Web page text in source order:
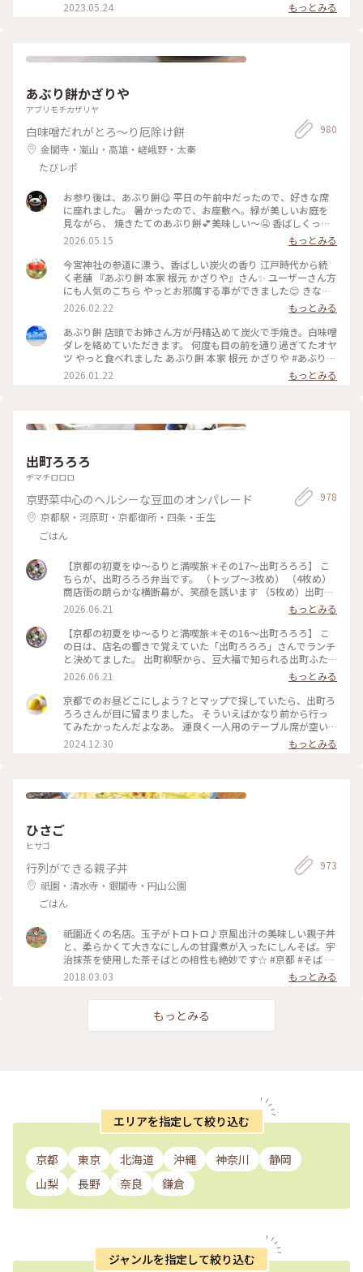
美しさ✨✨ ライトアップされた紅葉と青いビームと京都の街の
おりてからも池に映る三重塔や紅葉も美しかったです🍁 #清水
2024 #クラシカルな街
影は禁止でしたが、目の前で書いてくれます。 御朱印が書き終
人混みを縫うように歩きながら産寧坂（三年坂）に向かいまし
2023.05.24 もっとみる
あぶり餅かざりや
アブリモチカザリヤ
白味噌だれがとろ～り厄除け餅
金閣寺・嵐山・高雄・嵯峨野・太秦
たびレポ
980
お参り後は、あぶり餅😋 平日の午前中だったので、好きな席
に座れました。 暑かったので、お座敷へ。緑が美しいお庭を
見ながら、 焼きたてのあぶり餅💕美味しい〜🤤 香ばしくっ
て、次々と食べちゃいますね♪ 番茶と頂いて、小腹も満たされ
2026.05.15
もっとみる
今宮神社の参道に漂う、香ばしい炭火の香り 江戸時代から続
く老舗 『あぶり餅 本家 根元 かざりや』さん✨ ユーザーさん方
にも人気のこちら やっとお邪魔する事ができました😊 きな粉
をまぶしたひとくちサイズのお餅を竹串に刺し 炭火で丁寧に
あぶって作られるあぶり餅。 お店の方が次々とお餅を焼く姿
はまさに神技で、 列に並びながら見入ってしまいました。 丁
寧に炙られたお餅に、とろりと絡む白味噌のタレ。 ひとくち
食べると、どこか懐かしくて優しい甘さが 本当に美味しくて
足りないくらいでした（笑） 屋根の上では、お多福さん姿の
鍾馗さんが見守ってくれてました♡ ・ 今宮神社の東門参道
好き #鍾馗さん #開運旅 #ことりっぷと一緒 #京都
2026.02.22
もっとみる
あぶり餅 店頭でお姉さん方が丹精込めて炭火で手焼き。白味噌
ダレを絡めていただきます。 何度も目の前を通り過ぎてたオヤ
ツ やっと食べれました あぶり餅 本家 根元 かざりや #あぶり餅
#かざりや #jun_flat
2026.01.22 もっとみる
出町ろろろ
デマチロロロ
京野菜中心のヘルシーな豆皿のオンパレード
京都駅・河原町・京都御所・四条・壬生
ごはん
978
【京都の初夏をゆ〜るりと満喫旅＊その17〜出町ろろろ】 こ
ちらが、出町ろろろ弁当です。 （トップ〜3枚め） （4枚め）
商店街の朗らかな横断幕が、笑顔を誘います （5枚め）出町座
（ミニシアター） #懐かしくて優しい #ひとり散歩 #のんび
り #出町柳 #出町ろろろ #美味しい店 #おばんざい #こと
りっぷ京都
2026.06.21
もっとみる
【京都の初夏をゆ〜るりと満喫旅＊その16〜出町ろろろ】 こ
の日は、店名の響きで覚えていた「出町ろろろ」さんでランチ
と決めてました。 出町柳駅から、豆大福で知られる出町ふた
ばを目指して、すぐ右手の脇道を行くと間もなく。 ここら辺り
から、空気がのどかで、のんびり行きたいな。どこか懐かしく
て優しい。 それが喜びになりました。 （トップ）入口と看板
（2枚め）店内の雰囲気もスロー （3枚め）今日のメニュー案
内 お値段もリーズナブルで美味しいです！ 店内はこじんま
りとした規模なので、予約必至です。お料理は次の投稿に。 #
出町ろろろ #出町柳 #のんびり #ひとり散歩 #懐かしくて
2026.06.21
もっとみる
京都でのお昼どこにしよう？とマップで探していたら、出町ろ
ろろさんが目に留まりました。 そういえばかなり前から行っ
てみたかったんだよなあ。 運良く一人用のテーブル席が空い
ており、お昼のろろろ弁当をいただきました。 壬生菜や九条
ねぎを使ったおばんざい色々、熱々のだし巻きにザクザクのか
だったので身体に染み渡りました。 #京都 #出町柳 #ランチ #
2024.12.30 もっとみる
ひさご
ヒサゴ
行列ができる親子丼
祇園・清水寺・銀閣寺・円山公園
ごはん
973
祇園近くの名店。玉子がトロトロ♪京風出汁の美味しい親子丼
と、柔らかくて大きなにしんの甘露煮が入ったにしんそば。宇
治抹茶を使用した茶そばとの相性も絶妙です☆ #京都 #そば #
丼 #親子丼 #にしんそば #茶そば #ひさご
2018.03.03 もっとみる
もっとみる
エリアを指定して絞り込む
京都 東京 北海道 沖縄 神奈川
静岡
山梨
長野 奈良 鎌倉
ジャンルを指定して絞り込む